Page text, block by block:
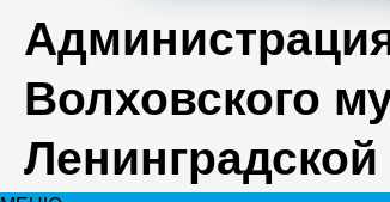
Волховского